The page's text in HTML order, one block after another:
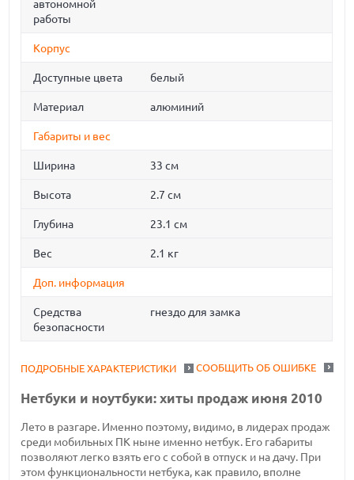
автономной
работы
Корпус
Доступные цвета белый
Материал алюминий
Габариты и вес
Ширина 33 см
Высота 2.7 см
Глубина 23.1 см
Вес 2.1 кг
Доп. информация
Средства
безопасности
гнездо для замка
СООБЩИТЬ ОБ ОШИБКЕ
ПОДРОБНЫЕ ХАРАКТЕРИСТИКИ
Нетбуки и ноутбуки: хиты продаж июня 2010
Лето в разгаре. Именно поэтому, видимо, в лидерах продаж
среди мобильных ПК ныне именно нетбук. Его габариты
позволяют легко взять его с собой в отпуск и на дачу. При
этом функциональности нетбука, как правило, вполне